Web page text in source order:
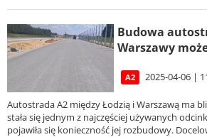
Budowa
Warszawy
A2 2025-04-06 |
Autostrada A2 między Łodzią i Warszawą ma
stała się jednym z najczęściej używanych
pojawiła się konieczność jej rozbudowy.